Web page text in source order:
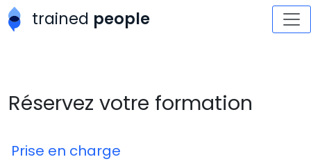
Aller au contenu principal
trained people
Réservez votre formation
Prise en charge